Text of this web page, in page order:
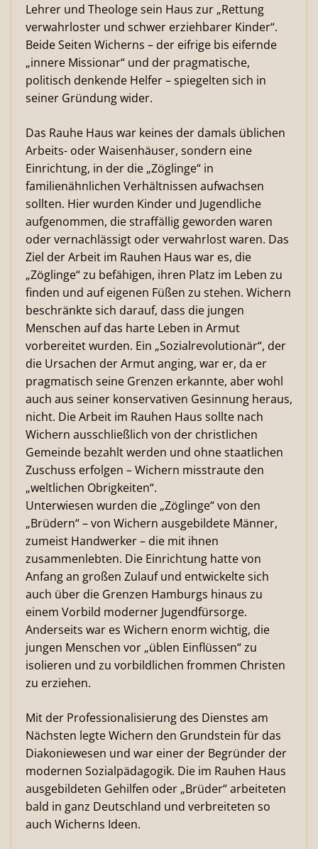
Lehrer und Theologe sein Haus zur „Rettung
verwahrloster und schwer erziehbarer Kinder“.
Beide Seiten Wicherns – der eifrige bis eifernde
„innere Missionar“ und der pragmatische,
politisch denkende Helfer – spiegelten sich in
seiner Gründung wider.
Das Rauhe Haus war keines der damals üblichen
Arbeits- oder Waisenhäuser, sondern eine
Einrichtung, in der die „Zöglinge“ in
familienähnlichen Verhältnissen aufwachsen
sollten. Hier wurden Kinder und Jugendliche
aufgenommen, die straffällig geworden waren
oder vernachlässigt oder verwahrlost waren. Das
Ziel der Arbeit im Rauhen Haus war es, die
„Zöglinge“ zu befähigen, ihren Platz im Leben zu
finden und auf eigenen Füßen zu stehen. Wichern
beschränkte sich darauf, dass die jungen
Menschen auf das harte Leben in Armut
vorbereitet wurden. Ein „Sozialrevolutionär“, der
die Ursachen der Armut anging, war er, da er
pragmatisch seine Grenzen erkannte, aber wohl
auch aus seiner konservativen Gesinnung heraus,
nicht. Die Arbeit im Rauhen Haus sollte nach
Wichern ausschließlich von der christlichen
Gemeinde bezahlt werden und ohne staatlichen
Zuschuss erfolgen – Wichern misstraute den
„weltlichen Obrigkeiten“.
Unterwiesen wurden die „Zöglinge“ von den
„Brüdern“ – von Wichern ausgebildete Männer,
zumeist Handwerker – die mit ihnen
zusammenlebten. Die Einrichtung hatte von
Anfang an großen Zulauf und entwickelte sich
auch über die Grenzen Hamburgs hinaus zu
einem Vorbild moderner Jugendfürsorge.
Anderseits war es Wichern enorm wichtig, die
jungen Menschen vor „üblen Einflüssen“ zu
isolieren und zu vorbildlichen frommen Christen
zu erziehen.
Mit der Professionalisierung des Dienstes am
Nächsten legte Wichern den Grundstein für das
Diakoniewesen und war einer der Begründer der
modernen Sozialpädagogik. Die im Rauhen Haus
ausgebildeten Gehilfen oder „Brüder“ arbeiteten
bald in ganz Deutschland und verbreiteten so
auch Wicherns Ideen.